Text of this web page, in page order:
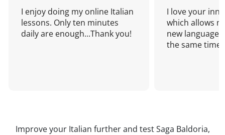
I enjoy doing my online Italian
lessons. Only ten minutes
daily are enough...Thank you!
I love your
which allows
new language
the same time!
Improve your Italian further and test Saga Baldoria,